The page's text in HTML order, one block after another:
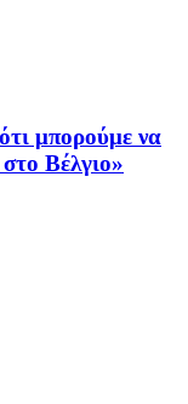
μπορούμε να
Βέλγιο»